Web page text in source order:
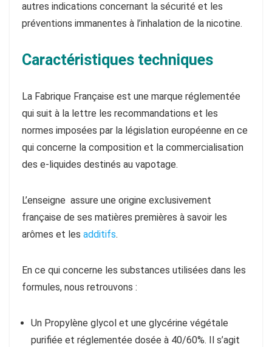
autres indications concernant la sécurité et les
préventions immanentes à l’inhalation de la nicotine.
Caractéristiques techniques
La Fabrique Française est une marque réglementée
qui suit à la lettre les recommandations et les
normes imposées par la législation européenne en ce
qui concerne la composition et la commercialisation
des e-liquides destinés au vapotage.
L’enseigne assure une origine exclusivement
française de ses matières premières à savoir les
arômes et les additifs.
En ce qui concerne les substances utilisées dans les
formules, nous retrouvons :
Un Propylène glycol et une glycérine végétale
purifiée et réglementée dosée à 40/60%. Il s’agit